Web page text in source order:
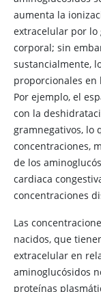
aumenta la
extracelular por lo
corporal; sin
sustancialmente,
proporcionales en
Por ejemplo, el
con la
gramnegativos, lo
concentraciones,
de los
cardiaca
concentraciones
Las
nacidos, que
extracelular en
aminoglucósidos
proteínas